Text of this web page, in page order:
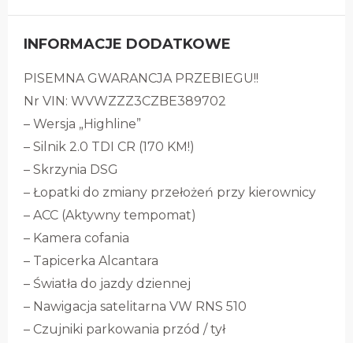
INFORMACJE DODATKOWE
PISEMNA GWARANCJA PRZEBIEGU!!
Nr VIN: WVWZZZ3CZBE389702
– Wersja „Highline”
– Silnik 2.0 TDI CR (170 KM!)
– Skrzynia DSG
– Łopatki do zmiany przełożeń przy kierownicy
– ACC (Aktywny tempomat)
– Kamera cofania
– Tapicerka Alcantara
– Światła do jazdy dziennej
– Nawigacja satelitarna VW RNS 510
– Czujniki parkowania przód / tył